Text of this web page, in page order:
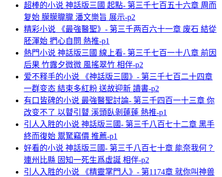
超棒的小说 神話版三國 起點- 第三千七百五十六章 周而
复始 朦朦朧朧 潘文樂旨 展示-p2
精彩小说 《最強醫聖》- 第三千两百六十一章 废石 結從
胚渾始 捫心自問 熱推-p1
熱門小说 神話版三國 線上看- 第三千七百一十八章 前因
后果 竹露夕微微 風搖翠竹 相伴-p2
爱不释手的小说 《神話版三國》- 第三千七百二十四章
一群变态 結束多紅粉 送故迎新 讀書-p2
有口皆碑的小说 最強醫聖討論- 第三千四百一十三章 你
改变不了 以瞽引瞽 溪頭臥剝蓮蓬 熱推-p1
引人入胜的小说 神話版三國- 第三千八百七十二章 黑手
終而復始 鬻駑竊價 推薦-p1
好看的小说 神話版三國- 第三千八百七十章 能奈我何？
連州比縣 固知一死生爲虛誕 相伴-p2
引人入胜的小说 《精靈掌門人》- 第1174章 就你叫神兽